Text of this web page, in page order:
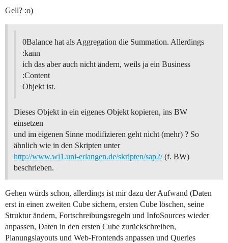
Gell? :o)
0Balance hat als Aggregation die Summation. Allerdings
:kann
ich das aber auch nicht ändern, weils ja ein Business
:Content
Objekt ist.
Dieses Objekt in ein eigenes Objekt kopieren, ins BW
einsetzen
und im eigenen Sinne modifizieren geht nicht (mehr) ? So
ähnlich wie in den Skripten unter
http://www.wi1.uni-erlangen.de/skripten/sap2/(f. BW)
beschrieben.
Gehen würds schon, allerdings ist mir dazu der Aufwand (Daten
erst in einen zweiten Cube sichern, ersten Cube löschen, seine
Struktur ändern, Fortschreibungsregeln und InfoSources wieder
anpassen, Daten in den ersten Cube zurückschreiben,
Planungslayouts und Web-Frontends anpassen und Queries